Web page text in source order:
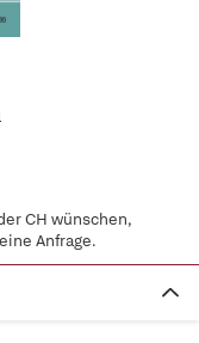
CH wünschen,
Anfrage.